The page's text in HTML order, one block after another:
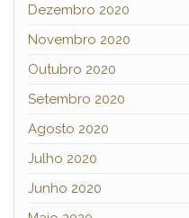
Dezembro 2020
Novembro 2020
Outubro 2020
Setembro 2020
Agosto 2020
Julho 2020
Junho 2020